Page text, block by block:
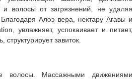
волосы от загрязнений, не удаляя
Алоэ вера, нектару Агавы и
увлажняет, успокаивает и питает,
структурирует завиток.
волосы. Массажными движениями